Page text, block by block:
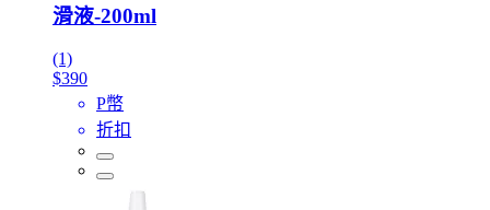
滑液-200ml
(1)
$390
P幣
折扣